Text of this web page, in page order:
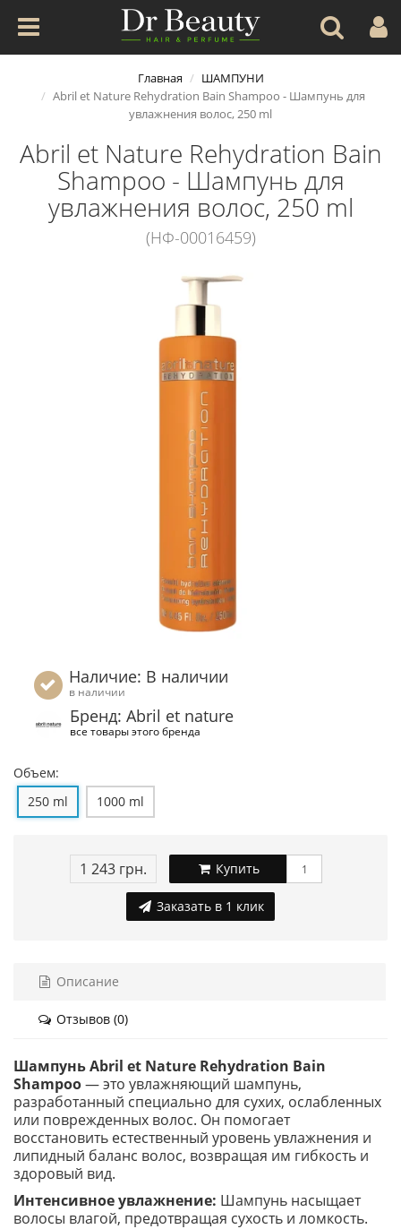
Главная
ШАМПУНИ
Abril et Nature Rehydration Bain Shampoo - Шампунь для
увлажнения волос, 250 ml
Abril et Nature Rehydration Bain
Shampoo - Шампунь для
увлажнения волос, 250 ml
(НФ-00016459)
Наличие: В наличии
в наличии
Бренд: Abril et nature
все товары этого бренда
Объем:
250 ml
1000 ml
1 243 грн. Купить
Заказать в 1 клик
Описание
Отзывов (0)
Шампунь Abril et Nature Rehydration Bain
Shampoo— это увлажняющий шампунь,
разработанный специально для сухих, ослабленных
или поврежденных волос. Он помогает
восстановить естественный уровень увлажнения и
липидный баланс волос, возвращая им гибкость и
здоровый вид.
Интенсивное увлажнение: Шампунь насыщает
волосы влагой, предотвращая сухость и ломкость.